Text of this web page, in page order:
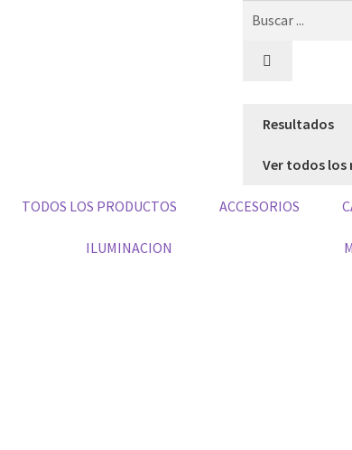
Resultados
Ver todos los
TODOS LOS PRODUCTOS ACCESORIOS
ILUMINACION